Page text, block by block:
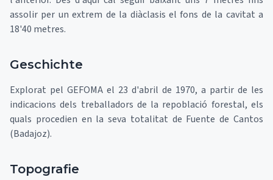
assolir per un extrem de la diàclasis el fons de la cavitat a
18'40 metres.
Geschichte
Explorat pel GEFOMA el 23 d'abril de 1970, a partir de les
indicacions dels treballadors de la repoblació forestal, els
quals procedien en la seva totalitat de Fuente de Cantos
(Badajoz).
Topografie